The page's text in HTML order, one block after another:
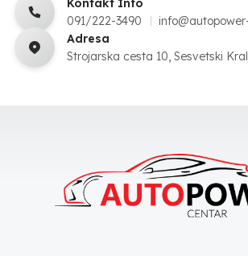
Kontakt Info
091/222-3490
Adresa
Strojarska cesta 10, Sesvetski